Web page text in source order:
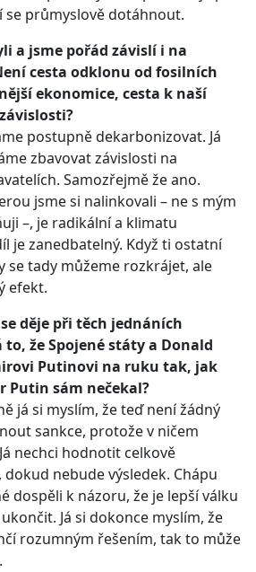
se průmyslově dotáhnout.
a jsme pořád závislí i na
cesta odklonu od fosilních
ekonomice, cesta k naší
postupně dekarbonizovat. Já
zbavovat závislosti na
Samozřejmě že ano.
jsme si nalinkovali – ne s mým
–, je radikální a klimatu
je zanedbatelný. Když ti ostatní
se tady můžeme rozkrájet, ale
efekt.
děje při těch jednáních
že Spojené státy a Donald
Putinovi na ruku tak, jak
Putin sám nečekal?
já si myslím, že teď není žádný
sankce, protože v ničem
nechci hodnotit celkově
nebude výsledek. Chápu
dospěli k názoru, že je lepší válku
Já si dokonce myslím, že
rozumným řešením, tak to může